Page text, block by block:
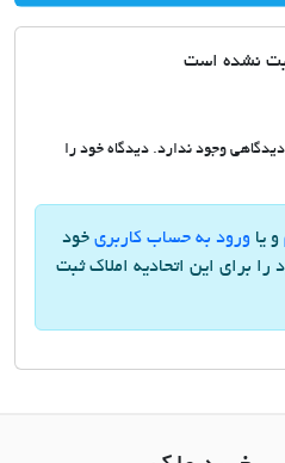
نشده است
وجود ندارد. دیدگاه خود را
و یا ورود به حساب کاربری خود
را برای این اتحادیه املاک ثبت